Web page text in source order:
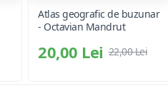
Atlas geografic de buzunar
- Octavian Mandrut
20,00 Lei 22,00 Lei